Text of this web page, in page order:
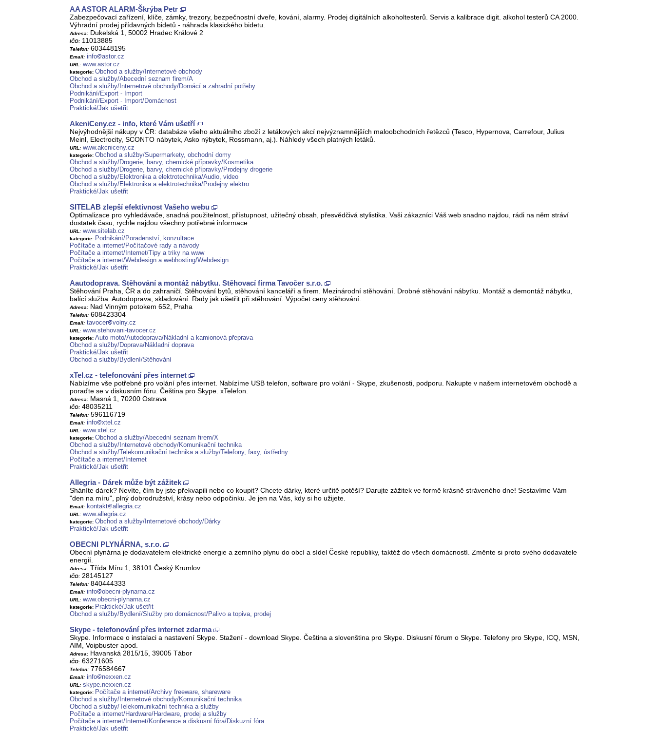
AA ASTOR ALARM-Škrýba Petr
Zabezpečovací zařízení, klíče, zámky, trezory, bezpečnostní dveře, kování, alarmy. Prodej digitálních alkoholtesterů. Servis a kalibrace digit. alkohol testerů CA 2000.
Výhradní prodej přídavných bidetů - náhrada klasického bidetu.
Adresa: Dukelská 1, 50002 Hradec Králové 2
IČO: 11013885
Telefon: 603448195
Email: info astor.cz
URL: www.astor.cz
kategorie: Obchod a služby/Internetové obchody
Obchod a služby/Abecední seznam firem/A
Obchod a služby/Internetové obchody/Domácí a zahradní potřeby
Podnikání/Export - Import
Podnikání/Export - Import/Domácnost
Praktické/Jak ušetřit
AkcniCeny.cz - info, které Vám ušetří
Nejvýhodnější nákupy v ČR: databáze všeho aktuálního zboží z letákových akcí nejvýznamnějších maloobchodních řetězců (Tesco, Hypernova, Carrefour, Julius
Meinl, Electrocity, SCONTO nábytek, Asko nýbytek, Rossmann, aj.). Náhledy všech platných letáků.
URL: www.akcniceny.cz
kategorie: Obchod a služby/Supermarkety, obchodní domy
Obchod a služby/Drogerie, barvy, chemické přípravky/Kosmetika
Obchod a služby/Drogerie, barvy, chemické přípravky/Prodejny drogerie
Obchod a služby/Elektronika a elektrotechnika/Audio, video
Obchod a služby/Elektronika a elektrotechnika/Prodejny elektro
Praktické/Jak ušetřit
SITELAB zlepší efektivnost Vašeho webu
Optimalizace pro vyhledávače, snadná použitelnost, přístupnost, užitečný obsah, přesvědčivá stylistika. Vaši zákazníci Váš web snadno najdou, rádi na něm stráví
dostatek času, rychle najdou všechny potřebné informace
URL: www.sitelab.cz
kategorie: Podnikání/Poradenství, konzultace
Počítače a internet/Počítačové rady a návody
Počítače a internet/Internet/Tipy a triky na www
Počítače a internet/Webdesign a webhosting/Webdesign
Praktické/Jak ušetřit
Aautodoprava. Stěhování a montáž nábytku. Stěhovací firma Tavočer s.r.o.
Stěhování Praha, ČR a do zahraničí. Stěhování bytů, stěhování kanceláří a firem. Mezinárodní stěhování. Drobné stěhování nábytku. Montáž a demontáž nábytku,
balící služba. Autodoprava, skladování. Rady jak ušetřit při stěhování. Výpočet ceny stěhování.
Adresa: Nad Vinným potokem 652, Praha
Telefon: 608423304
Email: tavocer volny.cz
URL: www.stehovani-tavocer.cz
kategorie: Auto-moto/Autodoprava/Nákladní a kamionová přeprava
Obchod a služby/Doprava/Nákladní doprava
Praktické/Jak ušetřit
Obchod a služby/Bydlení/Stěhování
xTel.cz - telefonování přes internet
Nabízíme vše potřebné pro volání přes internet. Nabízíme USB telefon, software pro volání - Skype, zkušenosti, podporu. Nakupte v našem internetovém obchodě a
poraďte se v diskusním fóru. Čeština pro Skype. xTelefon.
Adresa: Masná 1, 70200 Ostrava
IČO: 48035211
Telefon: 596116719
Email: info xtel.cz
URL: www.xtel.cz
kategorie: Obchod a služby/Abecední seznam firem/X
Obchod a služby/Internetové obchody/Komunikační technika
Obchod a služby/Telekomunikační technika a služby/Telefony, faxy, ústředny
Počítače a internet/Internet
Praktické/Jak ušetřit
Allegria - Dárek může být zážitek
Sháníte dárek? Nevíte, čím by jste překvapili nebo co koupit? Chcete dárky, které určitě potěší? Darujte zážitek ve formě krásně stráveného dne! Sestavíme Vám
"den na míru", plný dobrodružství, krásy nebo odpočinku. Je jen na Vás, kdy si ho užijete.
Email: kontakt allegria.cz
URL: www.allegria.cz
kategorie: Obchod a služby/Internetové obchody/Dárky
Praktické/Jak ušetřit
OBECNI PLYNÁRNA, s.r.o.
Obecní plynárna je dodavatelem elektrické energie a zemního plynu do obcí a sídel České republiky, taktéž do všech domácností. Změnte si proto svého dodavatele
energií.
Adresa: Třída Míru 1, 38101 Český Krumlov
IČO: 28145127
Telefon: 840444333
Email: info obecni-plynarna.cz
URL: www.obecni-plynarna.cz
kategorie: Praktické/Jak ušetřit
Obchod a služby/Bydlení/Služby pro domácnost/Palivo a topiva, prodej
Skype - telefonování přes internet zdarma
Skype. Informace o instalaci a nastavení Skype. Stažení - download Skype. Čeština a slovenština pro Skype. Diskusní fórum o Skype. Telefony pro Skype, ICQ, MSN,
AIM, Voipbuster apod.
Adresa: Havanská 2815/15, 39005 Tábor
IČO: 63271605
Telefon: 776584667
Email: info nexxen.cz
URL: skype.nexxen.cz
kategorie: Počítače a internet/Archivy freeware, shareware
Obchod a služby/Internetové obchody/Komunikační technika
Obchod a služby/Telekomunikační technika a služby
Počítače a internet/Hardware/Hardware, prodej a služby
Počítače a internet/Internet/Konference a diskusní fóra/Diskuzní fóra
Praktické/Jak ušetřit